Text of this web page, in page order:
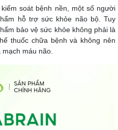
soát bệnh nền, một số người
hỗ trợ sức khỏe não bộ. Tuy
bảo vệ sức khỏe không phải là
thuốc chữa bệnh và không nên
máu não.